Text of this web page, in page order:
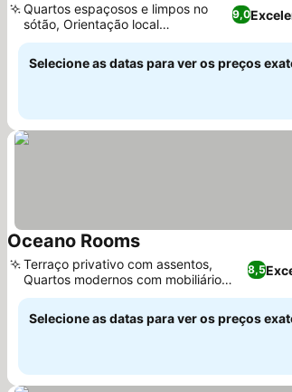
9,0
Quartos espaçosos e limpos no
sótão, Orientação local
personalizada
Selecione as datas para ver os preços
Oceano RoomsVer preços
8,5
Terraço privativo com assentos,
Quartos modernos com mobiliário
atualizado
Selecione as datas para ver os preços